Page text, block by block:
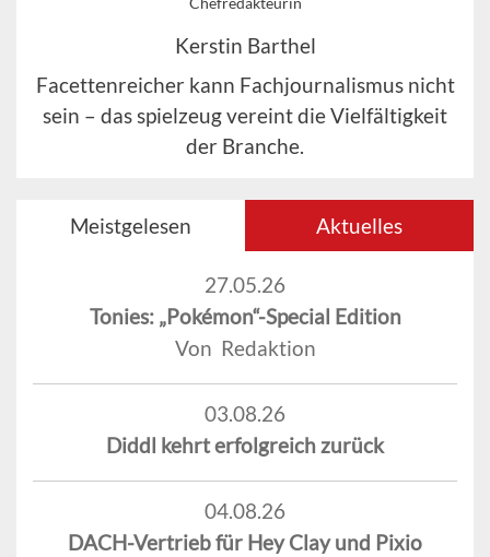
Kerstin Barthel
Facettenreicher kann Fachjournalismus nicht
sein – das spielzeug vereint die Vielfältigkeit
der Branche.
Meistgelesen Aktuelles
27.05.26
Tonies: „Pokémon“-Special Edition
Von Redaktion
03.08.26
Diddl kehrt erfolgreich zurück
04.08.26
DACH-Vertrieb für Hey Clay und Pixio